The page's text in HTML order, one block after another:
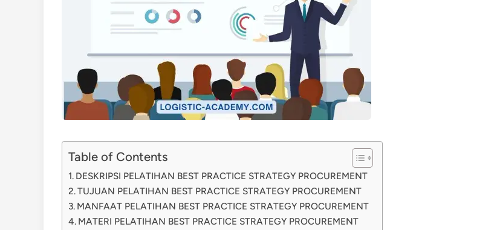
Table of Contents
DESKRIPSI PELATIHAN BEST PRACTICE STRATEGY PROCUREMENT
TUJUAN PELATIHAN BEST PRACTICE STRATEGY PROCUREMENT
MANFAAT PELATIHAN BEST PRACTICE STRATEGY PROCUREMENT
MATERI PELATIHAN BEST PRACTICE STRATEGY PROCUREMENT